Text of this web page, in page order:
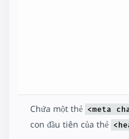
Chứa một thẻ <meta
con đầu tiên của thẻ